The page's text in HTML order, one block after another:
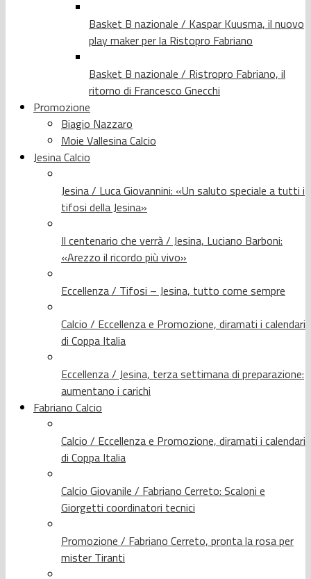
Basket B nazionale / Kaspar Kuusma, il nuovo
play maker per la Ristopro Fabriano
Basket B nazionale / Ristropro Fabriano, il
ritorno di Francesco Gnecchi
Promozione
Biagio Nazzaro
Moie Vallesina Calcio
Jesina Calcio
Jesina / Luca Giovannini: «Un saluto speciale a tutti i
tifosi della Jesina»
Il centenario che verrà / Jesina, Luciano Barboni:
«Arezzo il ricordo più vivo»
Eccellenza / Tifosi – Jesina, tutto come sempre
Calcio / Eccellenza e Promozione, diramati i calendari
di Coppa Italia
Eccellenza / Jesina, terza settimana di preparazione:
aumentano i carichi
Fabriano Calcio
Calcio / Eccellenza e Promozione, diramati i calendari
di Coppa Italia
Calcio Giovanile / Fabriano Cerreto: Scaloni e
Giorgetti coordinatori tecnici
Promozione / Fabriano Cerreto, pronta la rosa per
mister Tiranti